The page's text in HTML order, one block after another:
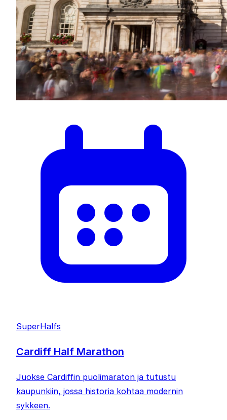
SuperHalfs
Cardiff Half Marathon
Juokse Cardiffin puolimaraton ja tutustu
kaupunkiin, jossa historia kohtaa modernin
sykkeen.